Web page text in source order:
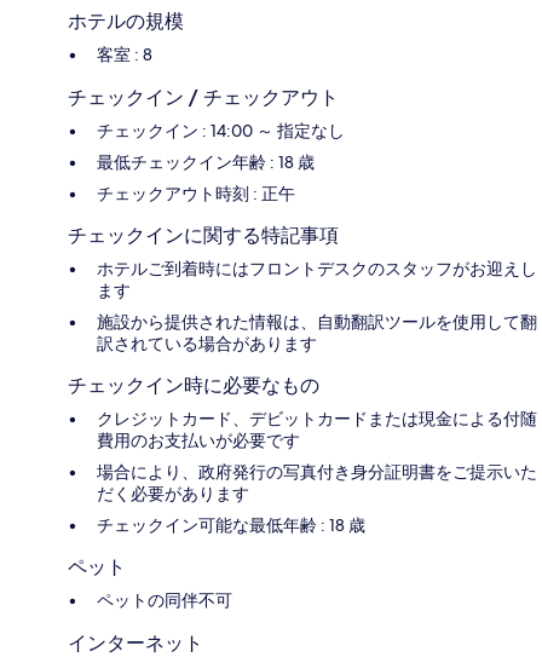
ホテルの規模
客室 : 8
チェックイン / チェックアウト
チェックイン : 14:00 ～ 指定なし
最低チェックイン年齢 : 18 歳
チェックアウト時刻 : 正午
チェックインに関する特記事項
ホテルご到着時にはフロントデスクのスタッフがお迎えし
ます
施設から提供された情報は、自動翻訳ツールを使用して翻
訳されている場合があります
チェックイン時に必要なもの
クレジットカード、デビットカードまたは現金による付随
費用のお支払いが必要です
場合により、政府発行の写真付き身分証明書をご提示いた
だく必要があります
チェックイン可能な最低年齢 : 18 歳
ペット
ペットの同伴不可
インターネット